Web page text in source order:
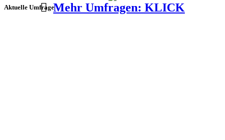
Aktuelle UmfrageMehr Umfragen: KLICK